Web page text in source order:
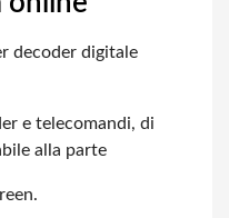
decoder digitale
e telecomandi, di
alla parte